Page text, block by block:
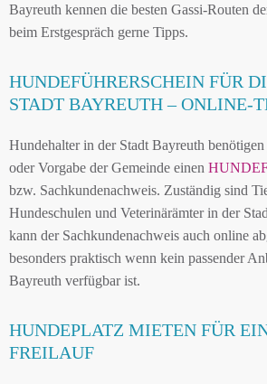
Bayreuth kennen die besten Gassi-Routen
beim Erstgespräch gerne Tipps.
HUNDEFÜHRERSCHEIN FÜR
STADT BAYREUTH – ONLINE-
Hundehalter in der Stadt Bayreuth
oder Vorgabe der Gemeinde einen
bzw. Sachkundenachweis. Zuständig sind
Hundeschulen und Veterinärämter in der
kann der Sachkundenachweis auch online
besonders praktisch wenn kein passender
Bayreuth verfügbar ist.
HUNDEPLATZ MIETEN FÜR
FREILAUF